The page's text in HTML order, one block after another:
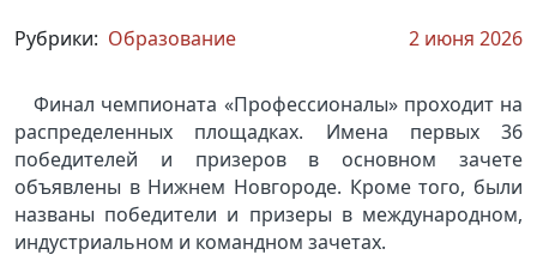
Рубрики: Образование 2 июня 2026
Финал чемпионата «Профессионалы» проходит на
распределенных площадках. Имена первых 36
победителей и призеров в основном зачете
объявлены в Нижнем Новгороде. Кроме того, были
названы победители и призеры в международном,
индустриальном и командном зачетах.